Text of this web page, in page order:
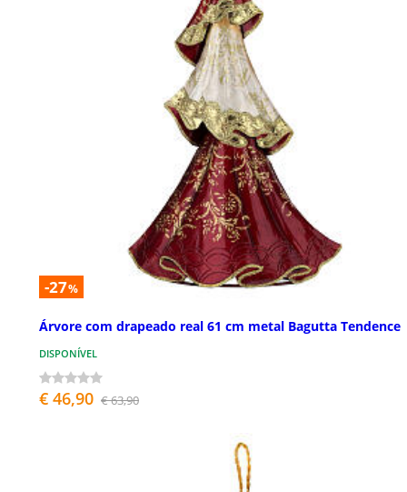
-27%
Árvore com drapeado real 61 cm metal Bagutta Tendence
DISPONÍVEL
€ 46,90 € 63,90